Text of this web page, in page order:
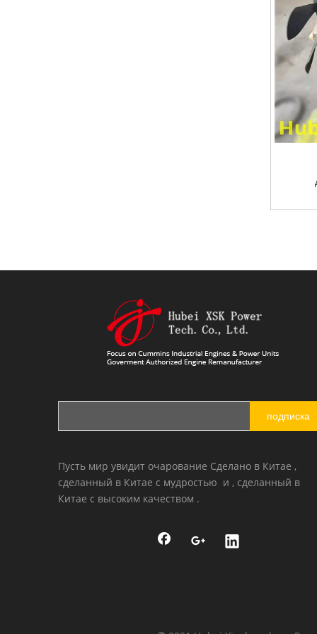
подписка
Пусть мир увидит очарование Сделано в Китае ,
сделанный в Китае с мудростью и , сделанный в
Китае с высоким качеством .